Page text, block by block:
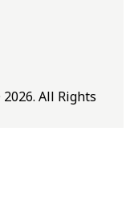
All Rights